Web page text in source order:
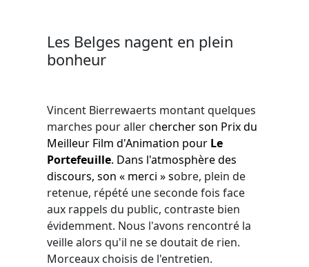
Les Belges nagent en plein
bonheur
Vincent Bierrewaerts montant quelques
marches pour aller chercher son Prix du
Meilleur Film d'Animation pour Le
Portefeuille. Dans l'atmosphère des
discours, son « merci » sobre, plein de
retenue, répété une seconde fois face
aux rappels du public, contraste bien
évidemment. Nous l'avons rencontré la
veille alors qu'il ne se doutait de rien.
Morceaux choisis de l'entretien.